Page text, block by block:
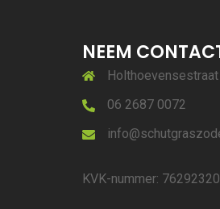
NEEM
06 2687 0072
KVK-nummer: 76292320